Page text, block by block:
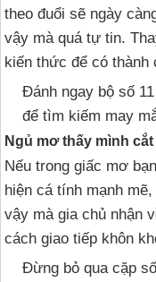
theo đuổi sẽ ngày
vậy mà quá tự tin.
kiến thức để có thành
Đánh ngay bộ số
để tìm kiếm may
Ngủ mơ thấy mình
Nếu trong giấc mơ
hiện cá tính mạnh
vậy mà gia chủ nhận
cách giao tiếp khôn
Đừng bỏ qua cặp